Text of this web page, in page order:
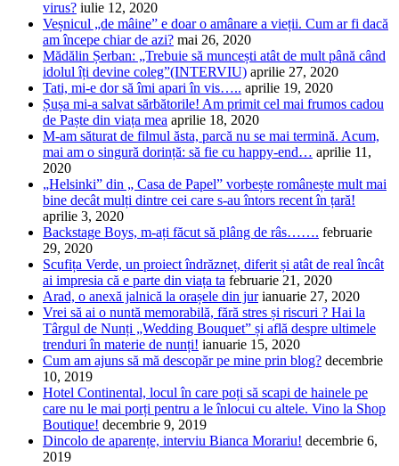
virus? iulie 12, 2020
Veșnicul „de mâine” e doar o amânare a vieții. Cum ar fi dacă
am începe chiar de azi? mai 26, 2020
Mădălin Șerban: „Trebuie să muncești atât de mult până când
idolul îți devine coleg”(INTERVIU) aprilie 27, 2020
Tati, mi-e dor să îmi apari în vis….. aprilie 19, 2020
Șușa mi-a salvat sărbătorile! Am primit cel mai frumos cadou
de Paște din viața mea aprilie 18, 2020
M-am săturat de filmul ăsta, parcă nu se mai termină. Acum,
mai am o singură dorință: să fie cu happy-end… aprilie 11,
2020
„Helsinki” din „ Casa de Papel” vorbește românește mult mai
bine decât mulți dintre cei care s-au întors recent în țară!
aprilie 3, 2020
Backstage Boys, m-ați făcut să plâng de râs……. februarie
29, 2020
Scufița Verde, un proiect îndrăzneț, diferit și atât de real încât
ai impresia că e parte din viața ta februarie 21, 2020
Arad, o anexă jalnică la orașele din jur ianuarie 27, 2020
Vrei să ai o nuntă memorabilă, fără stres și riscuri ? Hai la
Târgul de Nunți „Wedding Bouquet” și află despre ultimele
trenduri în materie de nunți! ianuarie 15, 2020
Cum am ajuns să mă descopăr pe mine prin blog? decembrie
10, 2019
Hotel Continental, locul în care poți să scapi de hainele pe
care nu le mai porți pentru a le înlocui cu altele. Vino la Shop
Boutique! decembrie 9, 2019
Dincolo de aparențe, interviu Bianca Morariu! decembrie 6,
2019